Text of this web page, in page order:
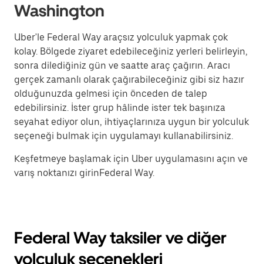
Washington
Uber'le Federal Way araçsız yolculuk yapmak çok
kolay. Bölgede ziyaret edebileceğiniz yerleri belirleyin,
sonra dilediğiniz gün ve saatte araç çağırın. Aracı
gerçek zamanlı olarak çağırabileceğiniz gibi siz hazır
olduğunuzda gelmesi için önceden de talep
edebilirsiniz. İster grup hâlinde ister tek başınıza
seyahat ediyor olun, ihtiyaçlarınıza uygun bir yolculuk
seçeneği bulmak için uygulamayı kullanabilirsiniz.
Keşfetmeye başlamak için Uber uygulamasını açın ve
varış noktanızı girinFederal Way.
Federal Way taksiler ve diğer
yolculuk seçenekleri